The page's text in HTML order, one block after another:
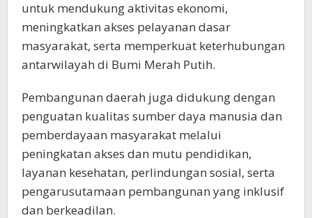
untuk mendukung aktivitas ekonomi,
meningkatkan akses pelayanan dasar
masyarakat, serta memperkuat keterhubungan
antarwilayah di Bumi Merah Putih.
Pembangunan daerah juga didukung dengan
penguatan kualitas sumber daya manusia dan
pemberdayaan masyarakat melalui
peningkatan akses dan mutu pendidikan,
layanan kesehatan, perlindungan sosial, serta
pengarusutamaan pembangunan yang inklusif
dan berkeadilan.